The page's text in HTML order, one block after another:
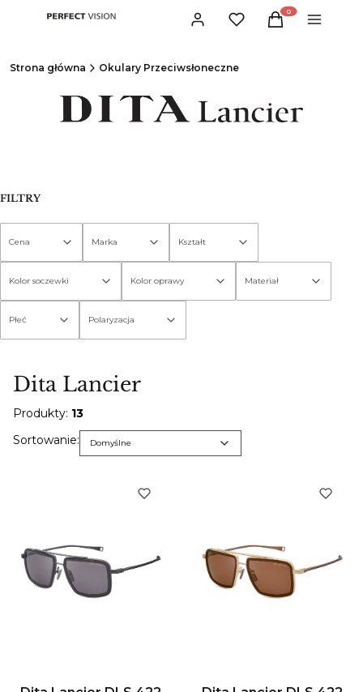
Zaloguj sięUlubione Produkty w
Koszyk Menu
Strona główna Okulary Przeciwsłoneczne
FILTRY
Cena Marka Kształt
Kolor soczewki Kolor oprawy Materiał
Płeć Polaryzacja
Dita Lancier
Produkty: 13
Lista produktów
Sortowanie: Domyślne
Domyślne